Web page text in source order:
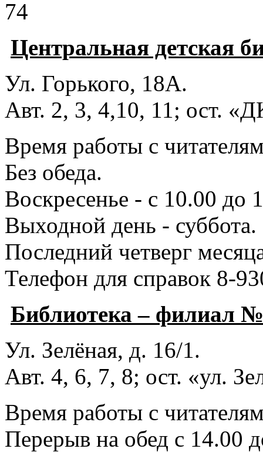
74
Центральная детская
Ул. Горького, 18А.
Авт. 2, 3, 4,10, 11; ост.
Время работы с
Без обеда.
Воскресенье - с 10.00 до
Выходной день - суббота.
Последний четверг
Телефон для справок 8-
Библиотека – филиал
Ул. Зелёная, д. 16/1.
Авт. 4, 6, 7, 8; ост. «ул.
Время работы с
Перерыв на обед с 14.00